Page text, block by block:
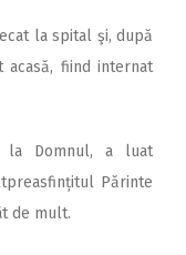
la spital şi, după
acasă, fiind internat
Domnul, a luat
Părinte
de mult.